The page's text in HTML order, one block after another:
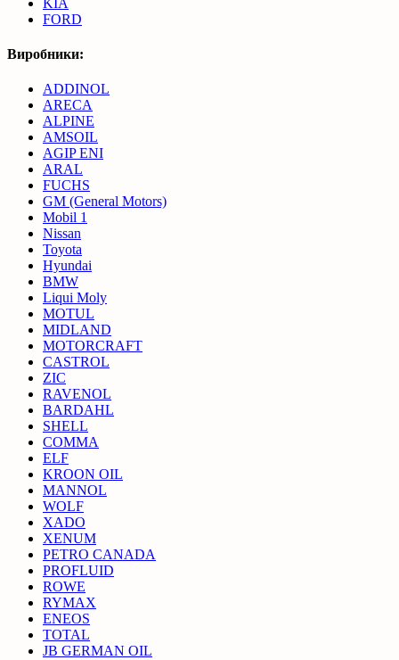
FORD
Виробники:
ADDINOL
ARECA
ALPINE
AMSOIL
AGIP ENI
ARAL
FUCHS
GM (General Motors)
Mobil 1
Nissan
Toyota
Hyundai
BMW
Liqui Moly
MOTUL
MIDLAND
MOTORCRAFT
CASTROL
ZIC
RAVENOL
BARDAHL
SHELL
COMMA
ELF
KROON OIL
MANNOL
WOLF
XADO
XENUM
PETRO CANADA
PROFLUID
ROWE
RYMAX
ENEOS
TOTAL
JB GERMAN OIL